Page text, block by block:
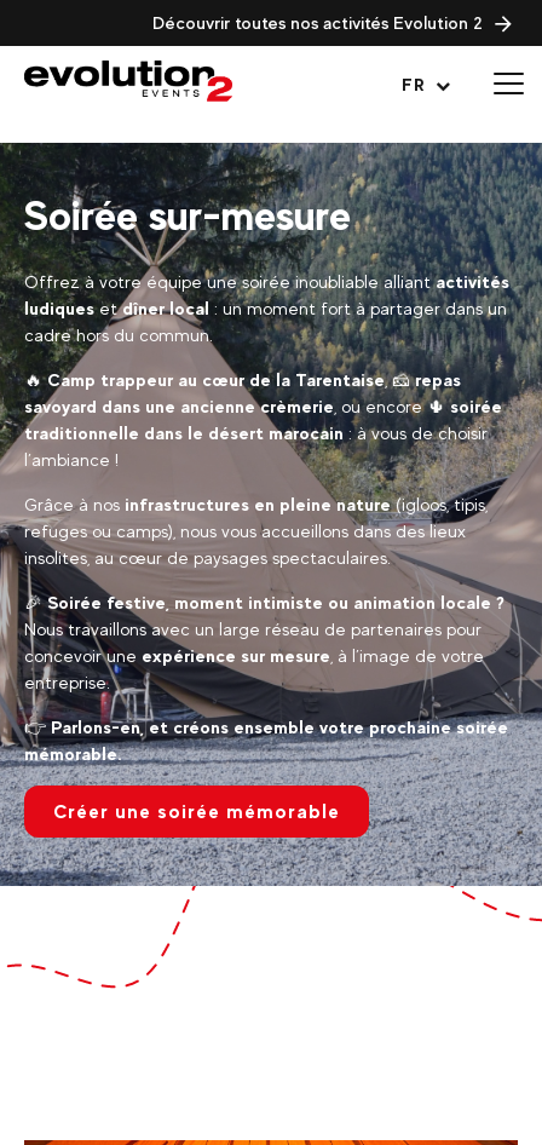
Découvrir toutes nos activités Evolution 2
FR
Ouvrir le menu
Soirée sur-mesure
Offrez à votre équipe une soirée inoubliable alliantactivités
ludiquesetdîner local: un moment fort à partager dans un
cadre hors du commun.
🔥Camp trappeur au cœur de la Tarentaise, 🧀repas
savoyard dans une ancienne crèmerie , ou encore 🌵soirée
traditionnelle dans le désert marocain : à vous de choisir
l’ambiance !
Grâce à nos infrastructures en pleine nature(igloos, tipis,
refuges ou camps), nous vous accueillons dans des lieux
insolites, au cœur de paysages spectaculaires.
🎉Soirée festive, moment intimiste ou animation locale ?
Nous travaillons avec un large réseau de partenaires pour
concevoir une expérience sur mesure , à l’image de votre
entreprise.
👉 Parlons-en, et créons ensemble votre prochaine soirée
mémorable.
Créer une soirée mémorable